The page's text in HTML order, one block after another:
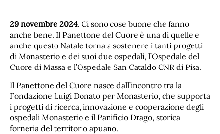
29 novembre 2024. Ci sono cose buone che fanno
anche bene. Il Panettone del Cuore è una di quelle e
anche questo Natale torna a sostenere i tanti progetti
di Monasterio e dei suoi due ospedali, l’Ospedale del
Cuore di Massa e l’Ospedale San Cataldo CNR di Pisa.
Il Panettone del Cuore nasce dall’incontro tra la
Fondazione Luigi Donato per Monasterio, che supporta
i progetti di ricerca, innovazione e cooperazione degli
ospedali Monasterio e il Panificio Drago, storica
forneria del territorio apuano.